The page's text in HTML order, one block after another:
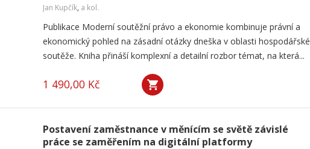
Jan Kupčík, a kol.
Publikace Moderní soutěžní právo a ekonomie kombinuje právní a
ekonomický pohled na zásadní otázky dneška v oblasti hospodářské
soutěže. Kniha přináší komplexní a detailní rozbor témat, na která...
1 490,00 Kč
Postavení zaměstnance v měnícím se světě závislé
práce se zaměřením na digitální platformy